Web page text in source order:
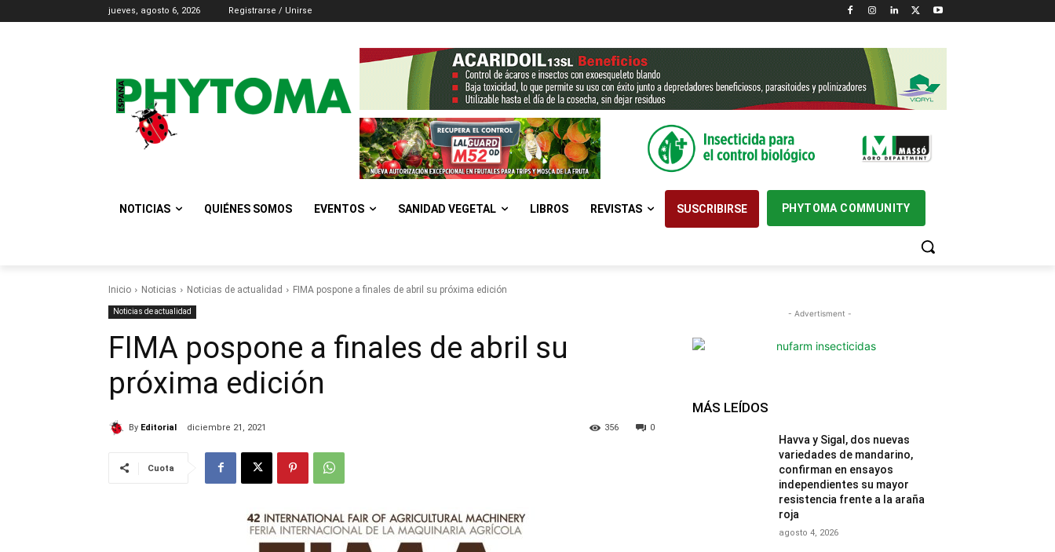
jueves, agosto 6, 2026 Registrarse / Unirse
NOTICIAS QUIÉNES SOMOS EVENTOS SANIDAD VEGETAL LIBROS REVISTAS SUSCRIBIRSE PHYTOMA COMMUNITY
Inicio Noticias Noticias de actualidad FIMA pospone a finales de abril su próxima edición
Noticias de actualidad
FIMA pospone a finales de abril su
próxima edición
By Editorial diciembre 21, 2021 0
356
Cuota
- Advertisment -
MÁS LEÍDOS
Havva y Sigal, dos nuevas
variedades de mandarino,
confirman en ensayos
independientes su mayor
resistencia frente a la araña
roja
agosto 4, 2026